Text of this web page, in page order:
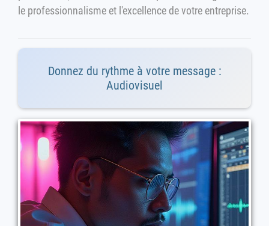
le professionnalisme et l'excellence de votre entreprise.
Donnez du rythme à votre message :
Audiovisuel